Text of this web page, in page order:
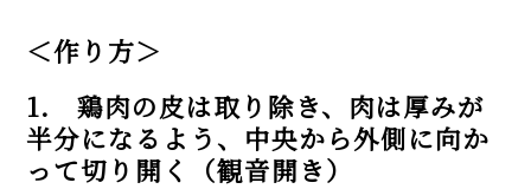
＜作り方＞
1. 鶏肉の皮は取り除き、肉は厚みが
半分になるよう、中央から外側に向か
って切り開く（観音開き）